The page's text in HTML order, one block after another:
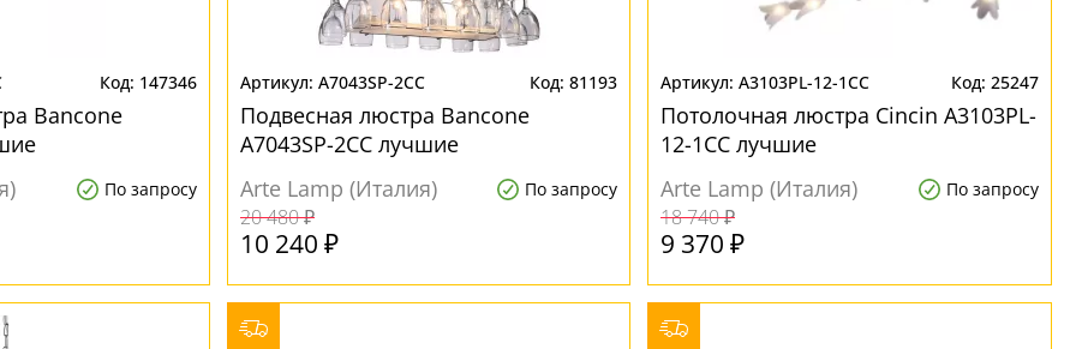
147346
Bancone
По запросу
A7043SP-2CC 81193
Подвесная люстра Bancone
A7043SP-2CC лучшие
Arte Lamp (Италия)
По запросу
20 480 ₽
10 240 ₽
A3103PL-12-1CC 25247
Потолочная люстра Cincin A3103PL-
12-1CC лучшие
Arte Lamp (Италия)
По запросу
18 740 ₽
9 370 ₽